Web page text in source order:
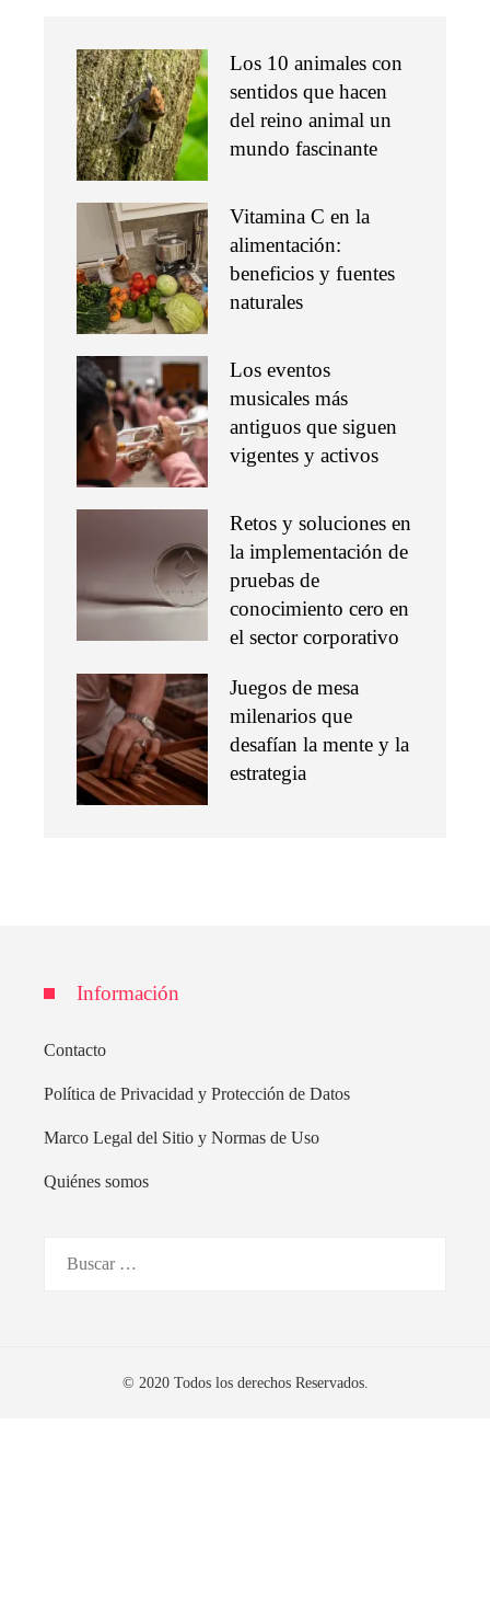
Los 10 animales con
sentidos que hacen
del reino animal un
mundo fascinante
Vitamina C en la
alimentación:
beneficios y fuentes
naturales
Los eventos
musicales más
antiguos que siguen
vigentes y activos
Retos y soluciones en
la implementación de
pruebas de
conocimiento cero en
el sector corporativo
Juegos de mesa
milenarios que
desafían la mente y la
estrategia
Información
Contacto
Política de Privacidad y Protección de Datos
Marco Legal del Sitio y Normas de Uso
Quiénes somos
© 2020 Todos los derechos Reservados.